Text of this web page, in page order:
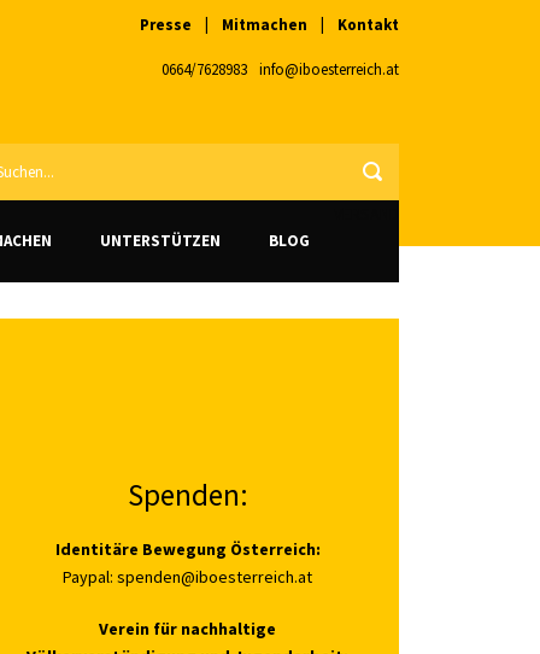
Presse Mitmachen Kontakt
0664/7628983 info@iboesterreich.at
UNTERSTÜTZEN BLOG
Spenden:
Identitäre Bewegung Österreich:
Paypal: spenden@iboesterreich.at
Verein für nachhaltige